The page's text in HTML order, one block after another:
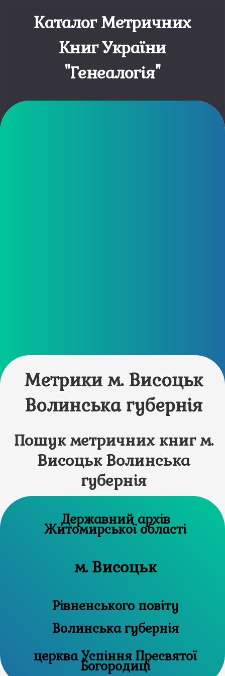
Каталог Метричних
Книг України
"Генеалогія"
Метрики м. Висоцьк
Волинська губернія
Пошук метричних книг м.
Висоцьк Волинська
губернія
Державний архів
Житомирської області
м. Висоцьк
Рівненського повіту
Волинська губернія
церква Успіння Пресвятої
Богородиці